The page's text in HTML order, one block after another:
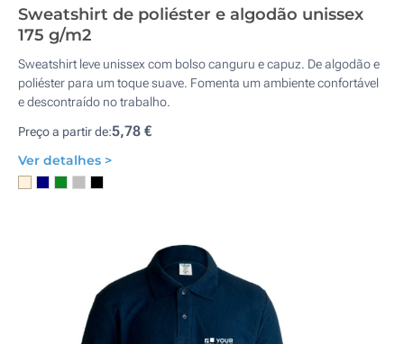
Sweatshirt de poliéster e algodão unissex
175 g/m2
Sweatshirt leve unissex com bolso canguru e capuz. De algodão e
poliéster para um toque suave. Fomenta um ambiente confortável
e descontraído no trabalho.
Preço a partir de:5,78 €
Ver detalhes >